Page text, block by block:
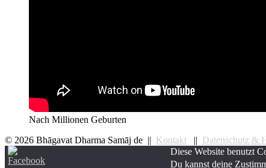
Nach Millionen Geburten
© 2026 Bhāgavat Dharma Samāj de || Kontakt || Datenschutz &
Diese Website benutzt
Du kannst deine